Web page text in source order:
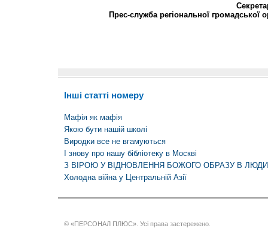
Прес-служба регіональної громадської
Інші статті номеру
Мафія як мафія
Якою бути нашій школі
Виродки все не вгамуються
І знову про нашу бібліотеку в Москві
З ВІРОЮ У ВІДНОВЛЕННЯ БОЖОГО ОБРАЗУ В
Холодна війна у Центральній Азії
© «ПЕРСОНАЛ ПЛЮС». Усі права застережено.